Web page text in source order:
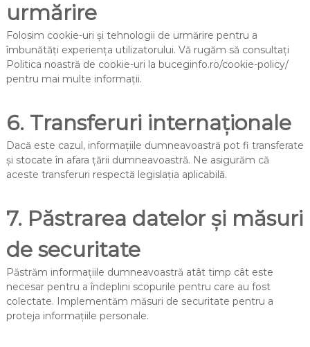
urmărire
Folosim cookie-uri și tehnologii de urmărire pentru a
îmbunătăți experiența utilizatorului. Vă rugăm să consultați
Politica noastră de cookie-uri la buceginfo.ro/cookie-policy/
pentru mai multe informații.
6. Transferuri internaționale
Dacă este cazul, informațiile dumneavoastră pot fi transferate
și stocate în afara țării dumneavoastră. Ne asigurăm că
aceste transferuri respectă legislația aplicabilă.
7. Păstrarea datelor și măsuri
de securitate
Păstrăm informațiile dumneavoastră atât timp cât este
necesar pentru a îndeplini scopurile pentru care au fost
colectate. Implementăm măsuri de securitate pentru a
proteja informațiile personale.